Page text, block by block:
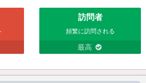
訪問者
頻繁に訪問される
最高